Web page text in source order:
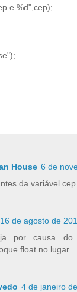
e %d",cep);
House 6 de
da variável cep
16 de agosto de
por causa
float no lugar
4 de janeiro